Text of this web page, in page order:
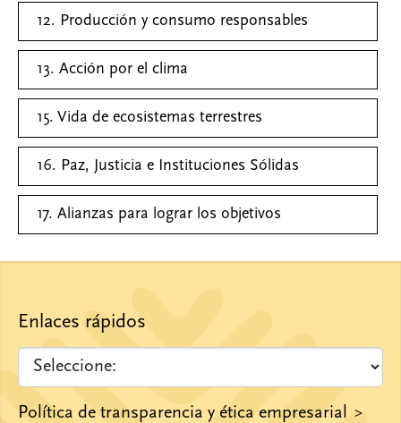
12. Producción y consumo responsables
13. Acción por el clima
15. Vida de ecosistemas terrestres
16. Paz, Justicia e Instituciones Sólidas
17. Alianzas para lograr los objetivos
Enlaces rápidos
Política de transparencia y ética empresarial